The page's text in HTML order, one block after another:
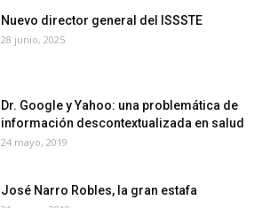
Nuevo director general del ISSSTE
28 junio, 2025
Dr. Google y Yahoo: una problemática de
información descontextualizada en salud
24 mayo, 2019
José Narro Robles, la gran estafa